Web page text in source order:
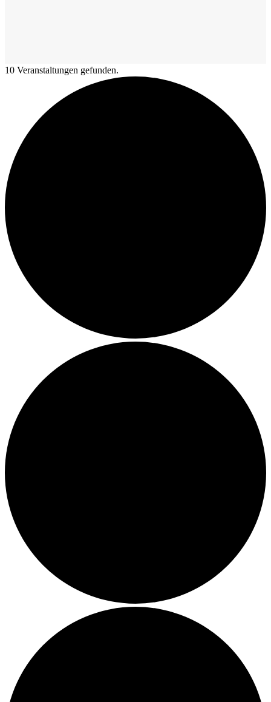
10 Veranstaltungen gefunden.